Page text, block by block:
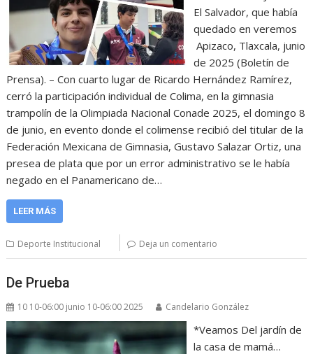
El Salvador, que había
quedado en veremos
Apizaco, Tlaxcala, junio
de 2025 (Boletín de
Prensa). – Con cuarto lugar de Ricardo Hernández Ramírez,
cerró la participación individual de Colima, en la gimnasia
trampolín de la Olimpiada Nacional Conade 2025, el domingo 8
de junio, en evento donde el colimense recibió del titular de la
Federación Mexicana de Gimnasia, Gustavo Salazar Ortiz, una
presea de plata que por un error administrativo se le había
negado en el Panamericano de…
LEER MÁS
Deporte Institucional Deja un comentario
De Prueba
10 10-06:00 junio 10-06:00 2025 Candelario González
*Veamos Del jardín de
la casa de mamá…